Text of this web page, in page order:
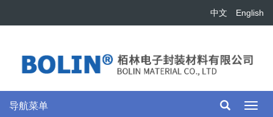
English
中文
导航菜单